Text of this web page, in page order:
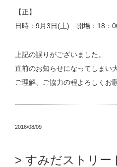
【正】
日時：9月3日(土) 開場：18：
上記の誤りがございました。
直前のお知らせになってしまい
ご理解、ご協力の程よろしくお
2016/08/09
すみだストリー